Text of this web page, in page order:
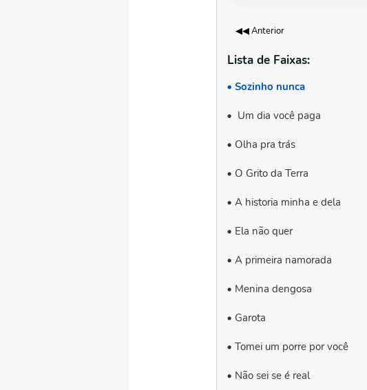
◀◀ Anterior
Lista de Faixas:
Sozinho nunca
Um dia você paga
Olha pra trás
O Grito da Terra
A historia minha e dela
Ela não quer
A primeira namorada
Menina dengosa
Garota
Tomei um porre por você
Não sei se é real